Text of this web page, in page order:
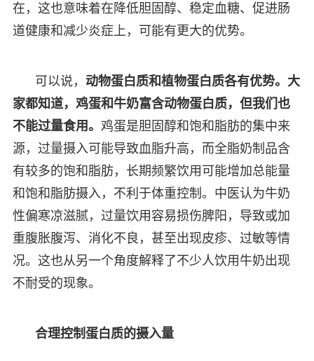
在，这也意味着在降低胆固醇、稳定血糖、促进肠
道健康和减少炎症上，可能有更大的优势。
可以说， 动物蛋白质和植物蛋白质各有优势。大
家都知道，鸡蛋和牛奶富含动物蛋白质，但我们也
不能过量食用。 鸡蛋是胆固醇和饱和脂肪的集中来
源，过量摄入可能导致血脂升高，而全脂奶制品含
有较多的饱和脂肪，长期频繁饮用可能增加总能量
和饱和脂肪摄入，不利于体重控制。中医认为牛奶
性偏寒凉滋腻，过量饮用容易损伤脾阳，导致或加
重腹胀腹泻、消化不良，甚至出现皮疹、过敏等情
况。这也从另一个角度解释了不少人饮用牛奶出现
不耐受的现象。
合理控制蛋白质的摄入量